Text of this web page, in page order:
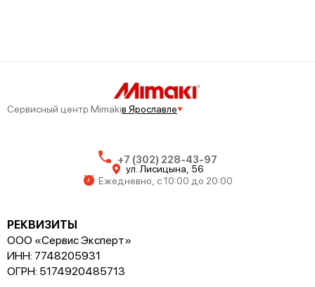
Mimaki CF22-1225
Mimaki UCJV300-75
Mimaki UCJV300-160
Сервисный центр Mimakiв Ярославле
+7 (302) 228-43-97
ул. Лисицына, 56​
Ежедневно, с 10:00 до 20:00
РЕКВИЗИТЫ
ООО «Сервис Эксперт»
ИНН: 7748205931
ОГРН: 5174920485713